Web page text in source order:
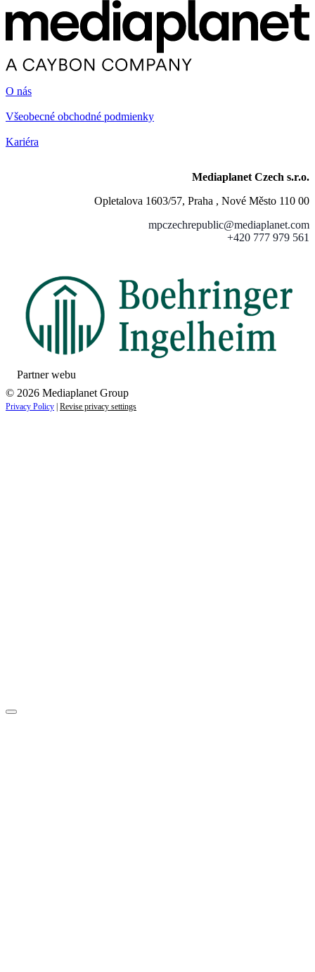
O nás
Všeobecné obchodné podmienky
Kariéra
Mediaplanet Czech s.r.o.
Opletalova 1603/57, Praha , Nové Město 110 00
mpczechrepublic@mediaplanet.com
+420 777 979 561
Partner webu
© 2026 Mediaplanet Group
Privacy Policy | Revise privacy settings